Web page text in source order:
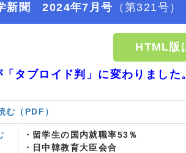
新聞 2024年7月号 （第321号
HTML版
タブロイド判」に変わりまし
む（PDF）
・留学生の国内就職率53％
・日中韓教育大臣会合